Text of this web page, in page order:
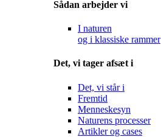
Sådan arbejder vi
I naturen
og i klassiske rammer
Det, vi tager afsæt i
Det, vi står i
Fremtid
Menneskesyn
Naturens processer
Artikler og cases